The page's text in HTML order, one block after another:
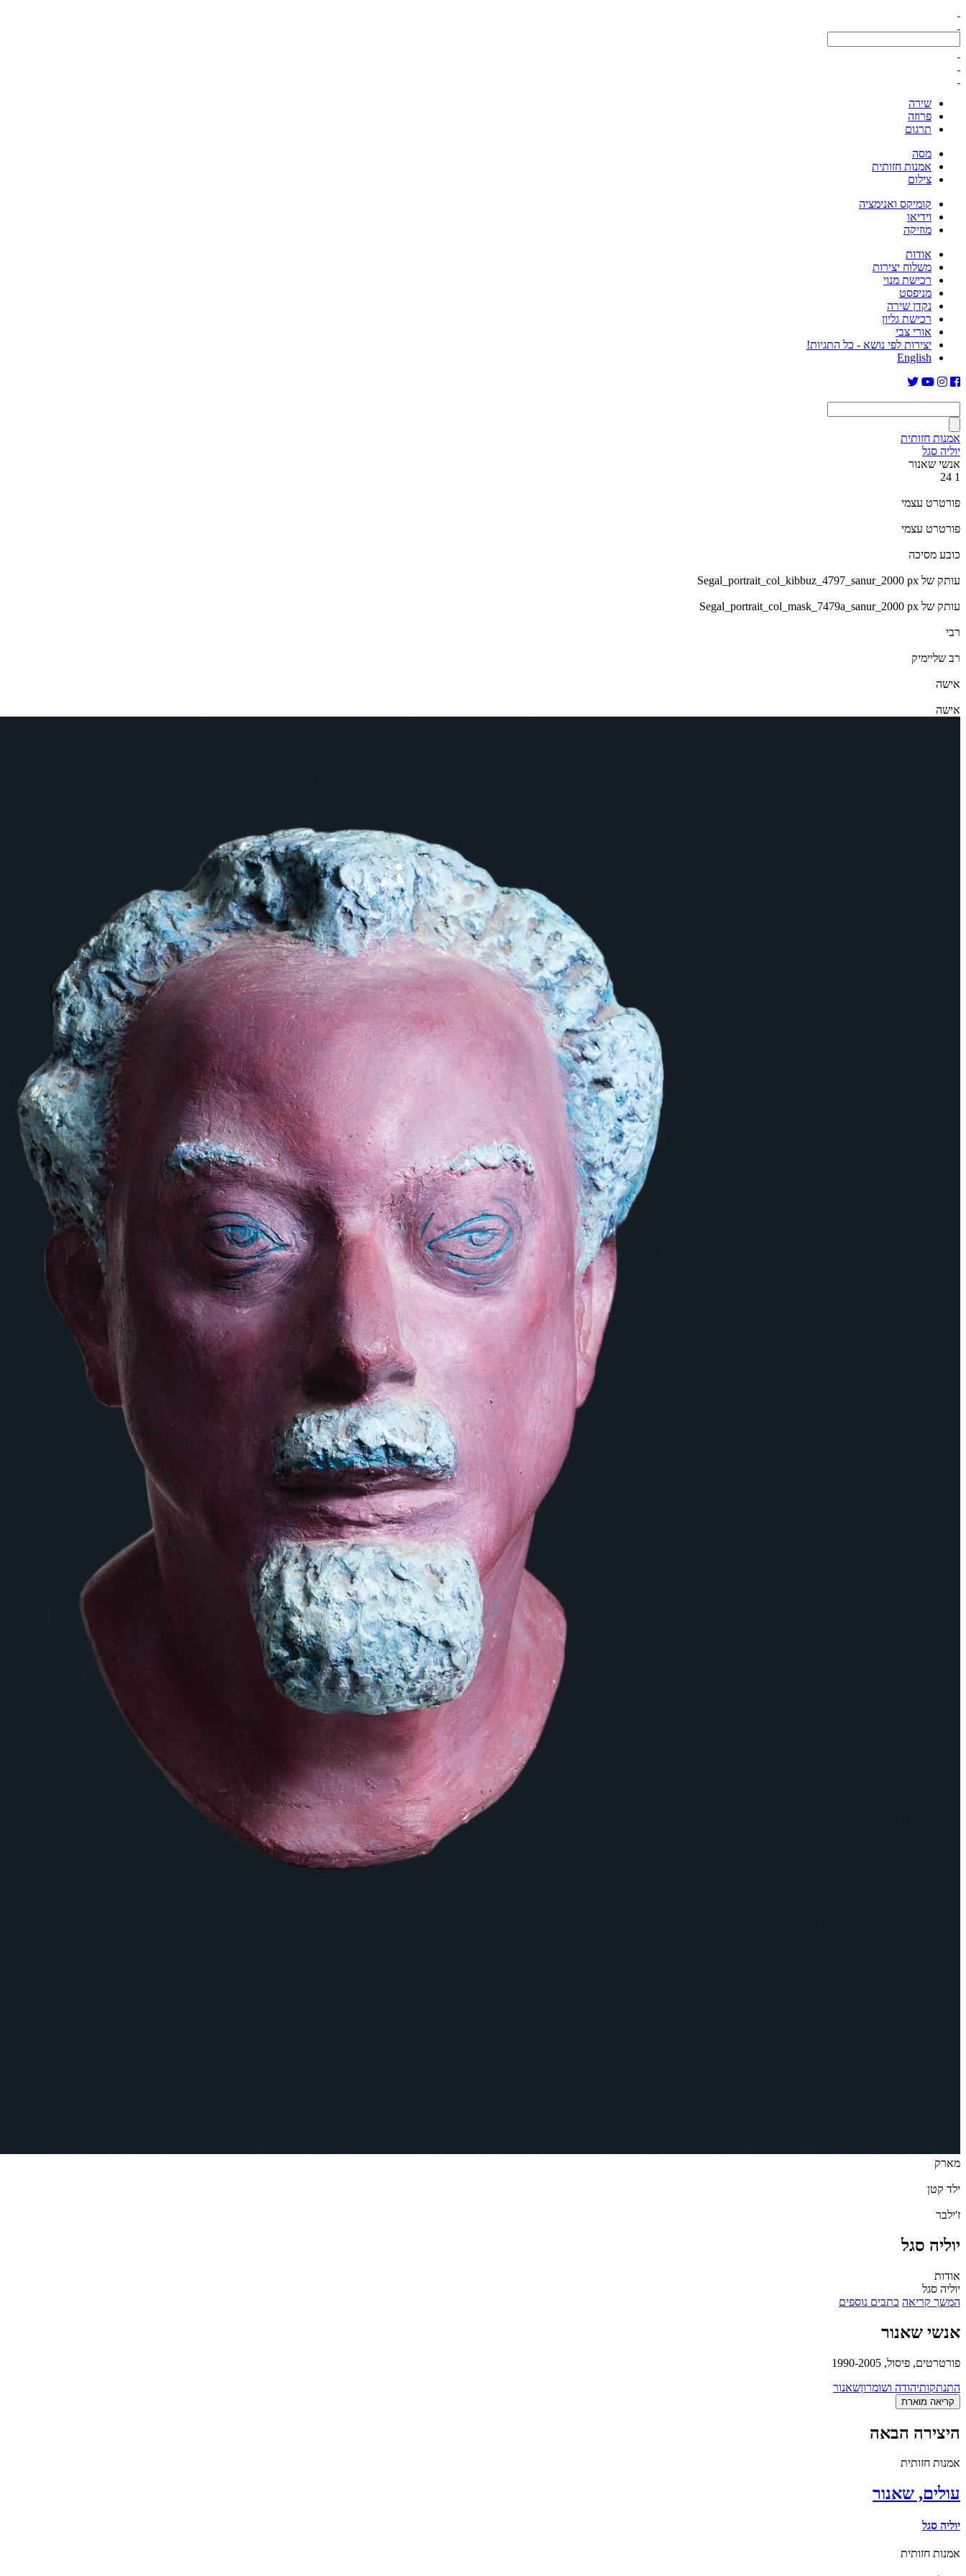
שירה
פרוזה
תרגום
מסה
אמנות חזותית
צילום
קומיקס ואנימציה
וידיאו
מוזיקה
אודות
משלוח יצירות
רכישת מנוי
מניפסט
נקדן שירה
רכישת גליון
אורי צבי
יצירות לפי נושא - כל התגיות!
English
אמנות חזותית
יוליה סגל
אנשי שאנור
1
24
פורטרט עצמי
פורטרט עצמי
כובע מסיכה
עותק של Segal_portrait_col_kibbuz_4797_sanur_2000 px
עותק של Segal_portrait_col_mask_7479a_sanur_2000 px
רבי
רב שליימיק
אישה
אישה
מארק
ילד קטן
ז'ילבר
יוליה סגל
אודות
יוליה סגל
המשך קריאה כתבים נוספים
אנשי שאנור
פורטרטים, פיסול, 1990-2005
התנתקותיהודה ושומרוןשאנור
קריאה מוארת
היצירה הבאה
אמנות חזותית
עולים, שאנור
יוליה סגל
אמנות חזותית